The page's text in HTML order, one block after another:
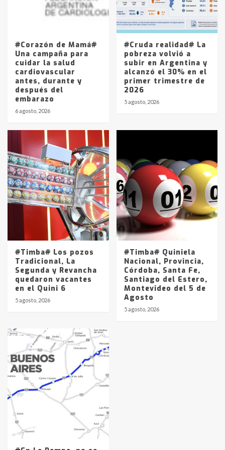
Los precios de los combustibles en
La Pampa, desde YPF hasta Axion
entre 857 a 1338 pesos
#Corazón de Mamá#
Una campaña para
cuidar la salud
cardiovascular
antes, durante y
después del
embarazo
6 agosto, 2026
#Cruda realidad# La
pobreza volvió a
subir en Argentina y
alcanzó el 30% en el
primer trimestre de
2026
5 agosto, 2026
#Timba# Los pozos
Tradicional, La
Segunda y Revancha
quedaron vacantes
en el Quini 6
5 agosto, 2026
#Timba# Quiniela
Nacional, Provincia,
Córdoba, Santa Fe,
Santiago del Estero,
Montevideo del 5 de
Agosto
5 agosto, 2026